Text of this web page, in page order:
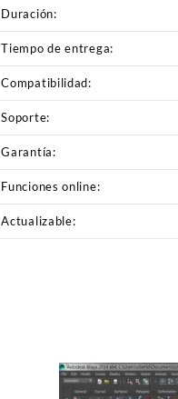
Duración:
Tiempo de entrega:
Compatibilidad:
Soporte:
Garantía:
Funciones online:
Actualizable: